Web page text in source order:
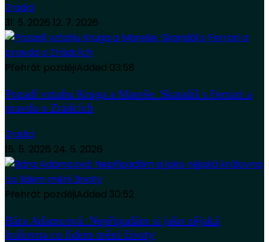
Zradci
31. 5. 2026 12. 7. 2026
Přehrát pozdějiAdded 03:58
Pozadí vztahu Kruga a Mareše. Skandál s Ferrari a
pravda o Zrádcích
Zradci
15. 5. 2026 24. 5. 2026
Přehrát pozdějiAdded 30:52
Bára Adamcová: Nepřipadám si jako nějaká
královna co lidem mění životy